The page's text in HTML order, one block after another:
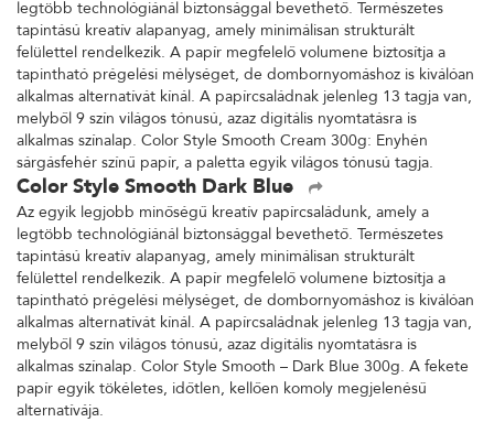
legtöbb technológiánál biztonsággal bevethető. Természetes
tapintású kreatív alapanyag, amely minimálisan strukturált
felülettel rendelkezik. A papír megfelelő volumene biztosítja a
tapintható prégelési mélységet, de dombornyomáshoz is kiválóan
alkalmas alternatívát kínál. A papírcsaládnak jelenleg 13 tagja van,
melyből 9 szín világos tónusú, azaz digitális nyomtatásra is
alkalmas színalap. Color Style Smooth Cream 300g: Enyhén
sárgásfehér színű papír, a paletta egyik világos tónusú tagja.
Color Style Smooth Dark Blue
Az egyik legjobb minőségű kreatív papírcsaládunk, amely a
legtöbb technológiánál biztonsággal bevethető. Természetes
tapintású kreatív alapanyag, amely minimálisan strukturált
felülettel rendelkezik. A papír megfelelő volumene biztosítja a
tapintható prégelési mélységet, de dombornyomáshoz is kiválóan
alkalmas alternatívát kínál. A papírcsaládnak jelenleg 13 tagja van,
melyből 9 szín világos tónusú, azaz digitális nyomtatásra is
alkalmas színalap. Color Style Smooth – Dark Blue 300g. A fekete
papír egyik tökéletes, időtlen, kellően komoly megjelenésű
alternatívája.